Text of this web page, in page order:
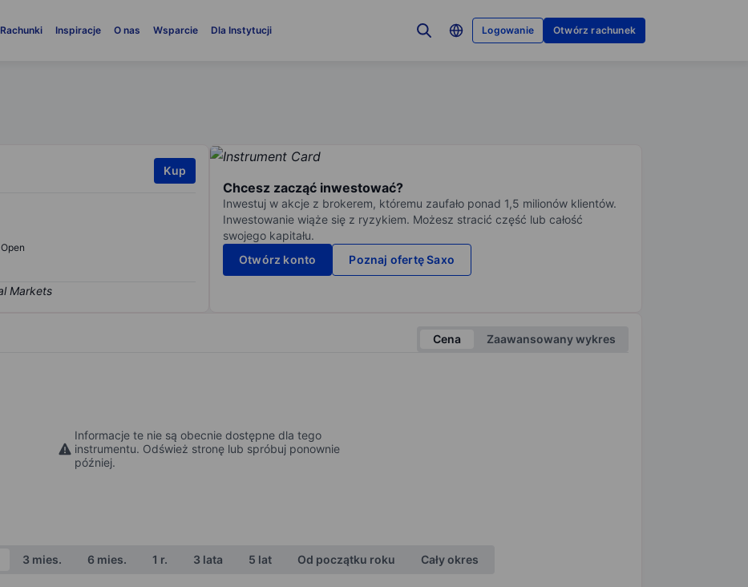
Rachunki Inspiracje O nas Wsparcie Dla Instytucji Logowanie Otwórz rachunek
Kup
Open
Chcesz zacząć inwestować?
Inwestuj w akcje z brokerem, któremu zaufało ponad 1,5 milionów klientów.
Inwestowanie wiąże się z ryzykiem. Możesz stracić część lub całość
swojego kapitału.
Otwórz konto
Poznaj ofertę Saxo
Cena Zaawansowany wykres
Informacje te nie są obecnie dostępne dla tego
instrumentu. Odśwież stronę lub spróbuj ponownie
później.
3 mies. 6 mies. 1 r. 3 lata 5 lat Od początku roku Cały okres